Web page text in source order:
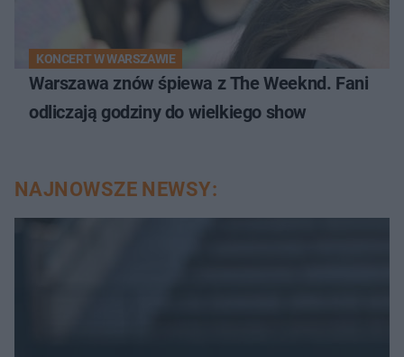
KONCERT W WARSZAWIE
Warszawa znów śpiewa z The Weeknd. Fani
odliczają godziny do wielkiego show
NAJNOWSZE NEWSY: